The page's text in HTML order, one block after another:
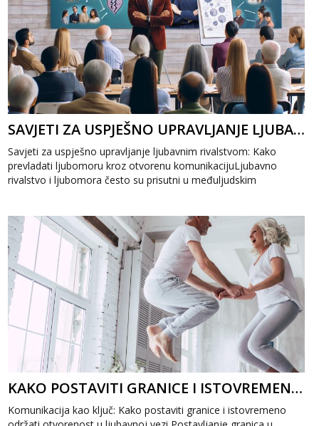
SAVJETI ZA USPJEŠNO UPRAVLJANJE LJUBAVNIM RIVALSTVOM: KAKO PREVLADATI LJUBOMORU
Savjeti za uspješno upravljanje ljubavnim rivalstvom: Kako
prevladati ljubomoru kroz otvorenu komunikacijuLjubavno
rivalstvo i ljubomora često su prisutni u međuljudskim
KAKO POSTAVITI GRANICE I ISTOVREMENO ODRŽATI OTVORENOST U LJUBAVNOJ VEZI
Komunikacija kao ključ: Kako postaviti granice i istovremeno